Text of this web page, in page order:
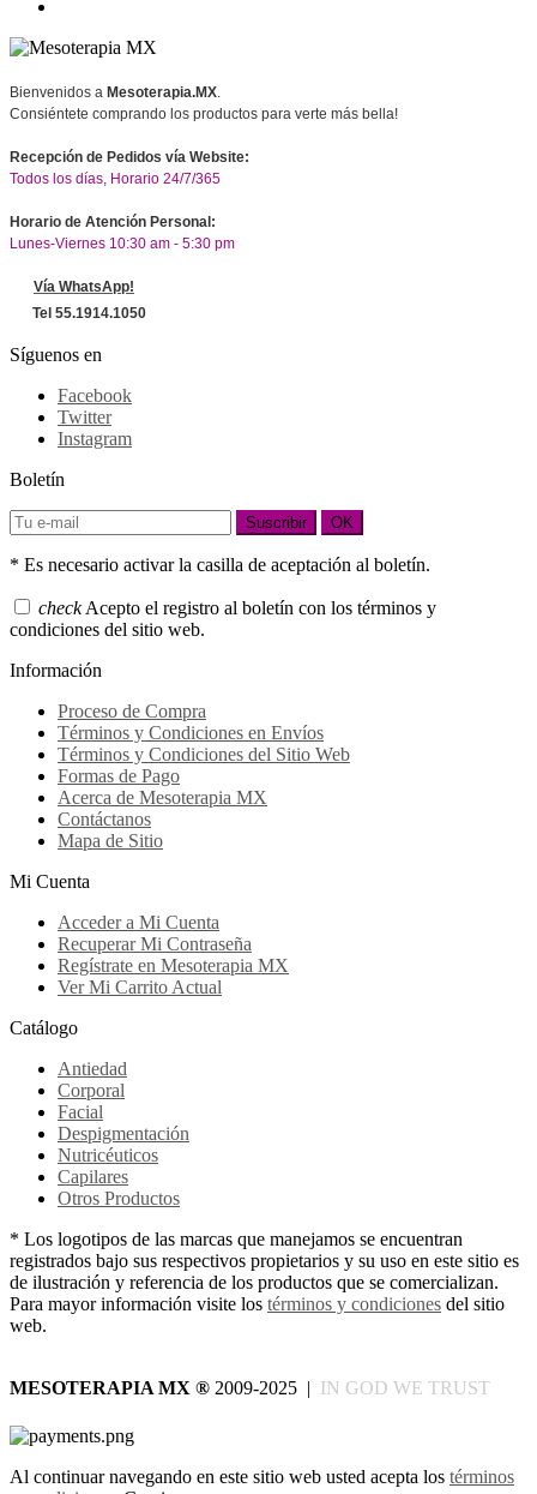
Bienvenidos a Mesoterapia.MX
Consiéntete comprando los productos para verte más bella!
Recepción de Pedidos vía Website:
Todos los días, Horario 24/7/365
Horario de Atención Personal:
Lunes-Viernes 10:30 am - 5:30 pm
Vía WhatsApp!
Tel 55.1914.1050
Síguenos en
Facebook
Twitter
Instagram
Boletín
Suscribir OK
* Es necesario activar la casilla de aceptación al boletín.
check Acepto el registro al boletín con los términos y
condiciones del sitio web.
Información
Proceso de Compra
Términos y Condiciones en Envíos
Términos y Condiciones del Sitio Web
Formas de Pago
Acerca de Mesoterapia MX
Contáctanos
Mapa de Sitio
Mi Cuenta
Acceder a Mi Cuenta
Recuperar Mi Contraseña
Regístrate en Mesoterapia MX
Ver Mi Carrito Actual
Catálogo
Antiedad
Corporal
Facial
Despigmentación
Nutricéuticos
Capilares
Otros Productos
* Los logotipos de las marcas que manejamos se encuentran
registrados bajo sus respectivos propietarios y su uso en este sitio es
de ilustración y referencia de los productos que se comercializan.
Para mayor información visite los términos y condiciones del sitio
web.
MESOTERAPIA MX ® 2009-2025 | IN GOD WE TRUST
Al continuar navegando en este sitio web usted acepta los términos